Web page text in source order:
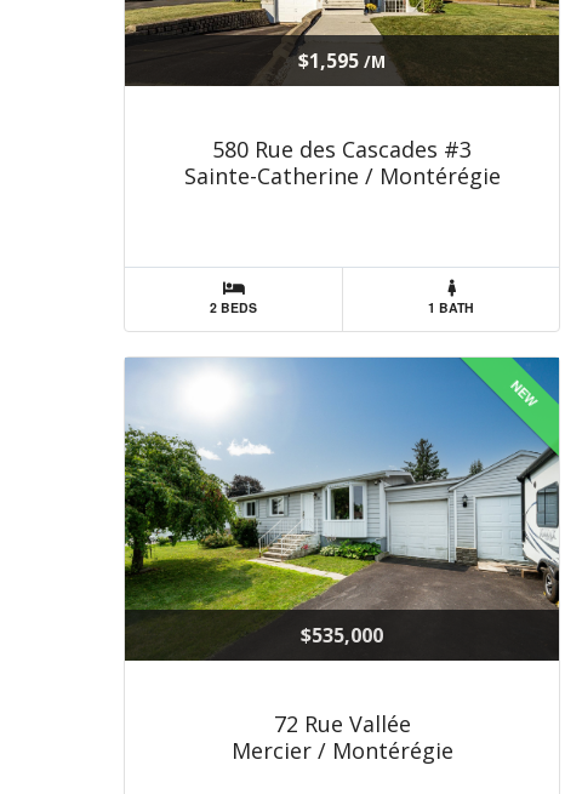
$1,595 /M
580 Rue des Cascades #3
Sainte-Catherine / Montérégie
2 BEDS 1 BATH
NEW
$535,000
72 Rue Vallée
Mercier / Montérégie